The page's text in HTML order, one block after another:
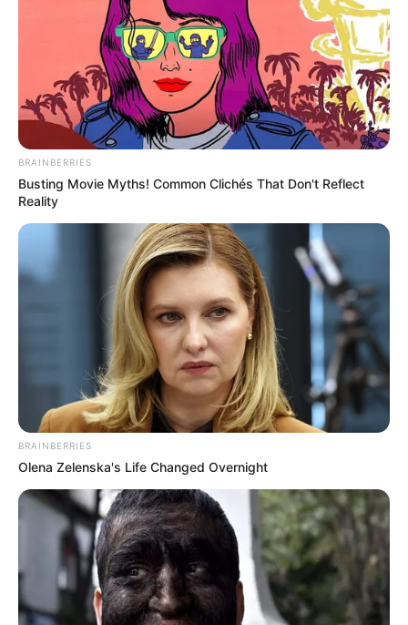
estiró. Dos tiros, dos goles y un peso ya insoportable para
el United, sin ninguna opción.
Casemiro se quedó en la ducha al descanso. Lo cambió
Erik Ten Hag por el joven Toby Collyer, ante su segundo
encuentro con el primer equipo de los 'Diablos Rojos'. No
hubo reacción del equipo local. Lo aparentó con un tiro de
Zirkzee, repelido por Alisson, pero entendió que la
remontada era imposible, cuando Mohamed Salah anotó
el 0-3. Tan solo era elminuto 53. Instantes después, el
egipcio rozó el 0-4. Su tiro lo lanzó demasiado alto.
En la grada estaba Federico Chiesa, que comprobó la
exigente competencia que tendrá por delante en su nueva
aventura en el Liverpool, cuya cantidad de recursos para
el asalto a cualquier título que se proponga quedó
patente cuando sustituyó aLuis Díaz y entró en su lugar
Cody Gakpo. Avisado está el Manchester City, con el que
comparte el liderato.
COMPARTIR
ALERTA BOGOTÁ EN GOOGLE NEWS
TEMAS RELACIONADOS
LUIS DÍAZ LIVERPOOL
BRAINBERRIES
Busting Movie Myths! Common Clichés That Don't Reflect
Reality
BRAINBERRIES
Olena Zelenska's Life Changed Overnight